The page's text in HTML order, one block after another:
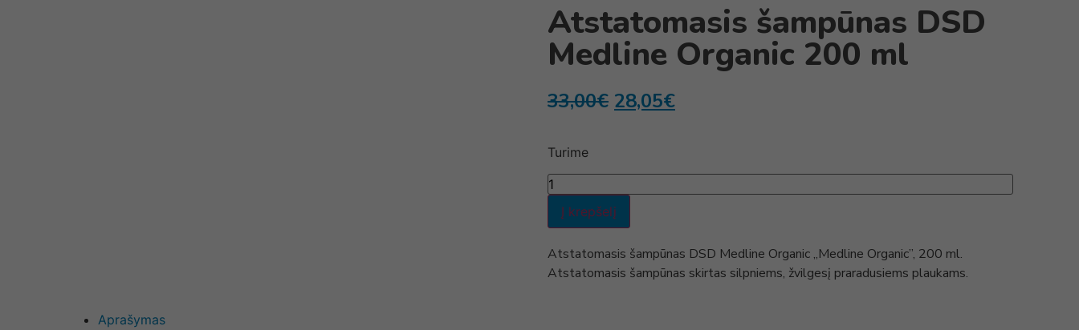
Atstatomasis šampūnas DSD
Medline Organic 200 ml
33,00€ 28,05€
Turime
Į krepšelį
Atstatomasis šampūnas DSD Medline Organic „Medline Organic”, 200 ml.
Atstatomasis šampūnas skirtas silpniems, žvilgesį praradusiems plaukams.
Aprašymas